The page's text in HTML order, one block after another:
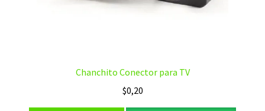
Chanchito Conector para TV
$0,20